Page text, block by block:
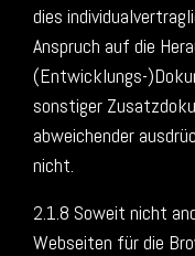
dies
Anspruch auf die
(Entwicklungs-
sonstiger
abweichender
nicht.
2.1.8 Soweit nicht
Webseiten für die